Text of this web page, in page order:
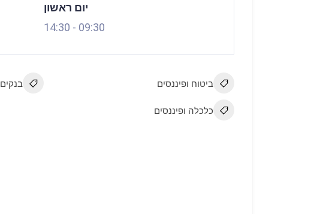
יום ראשון
09:30
-
14:30
ביטוח ופיננסים בנקים
כלכלה ופיננסים